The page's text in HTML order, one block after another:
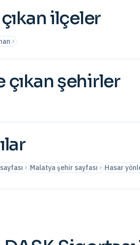
ilçeler
çıkan şehirler
Malatya şehir sayfası Hasar